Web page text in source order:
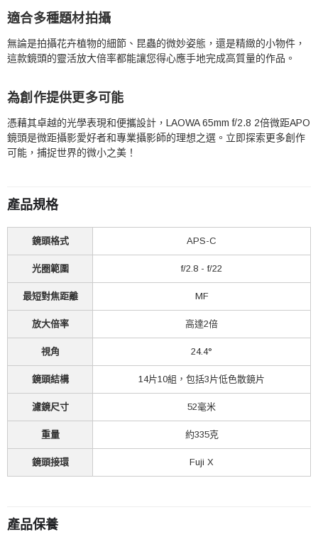
適合多種題材拍攝
無論是拍攝花卉植物的細節、昆蟲的微妙姿態，還是精緻的小物件，
這款鏡頭的靈活放大倍率都能讓您得心應手地完成高質量的作品。
為創作提供更多可能
憑藉其卓越的光學表現和便攜設計，LAOWA 65mm f/2.8 2倍微距APO
鏡頭是微距攝影愛好者和專業攝影師的理想之選。立即探索更多創作
可能，捕捉世界的微小之美！
產品規格
鏡頭格式 APS-C
光圈範圍 f/2.8 - f/22
最短對焦距離 MF
放大倍率 高達2倍
視角 24.4°
鏡頭結構 14片10組，包括3片低色散鏡片
濾鏡尺寸 52毫米
重量 約335克
鏡頭接環 Fuji X
產品保養